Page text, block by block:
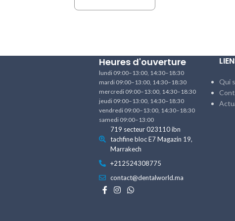
Heures d'ouverture
lundi 09:00–13:00, 14:30–18:30
mardi 09:00–13:00, 14:30–18:30
mercredi 09:00–13:00, 14:30–18:30
jeudi 09:00–13:00, 14:30–18:30
vendredi 09:00–13:00, 14:30–18:30
samedi 09:00–13:00
719 secteur 023110 ibn
tachfine bloc E7 Magazin 19,
Marrakech
+212524308775
contact@dentalworld.ma
Qui